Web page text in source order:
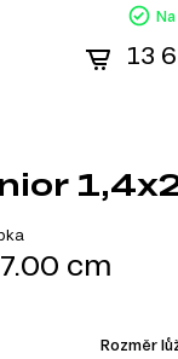
13
cm
Rozměr